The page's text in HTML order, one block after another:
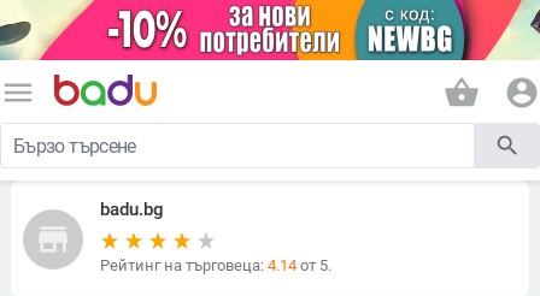
menu shopping_basket account_circle
search
store
badu.bg
Рейтинг на търговеца: 4.14от 5.